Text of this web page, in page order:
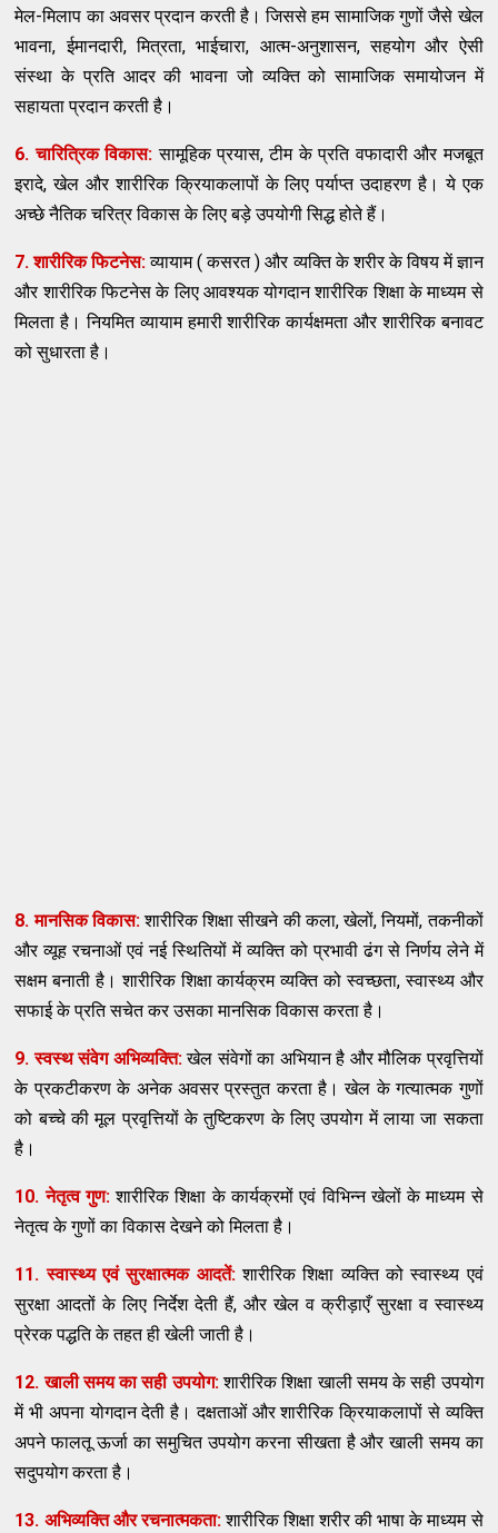
मेल-मिलाप का अवसर प्रदान करती है। जिससे हम सामाजिक गुणों जैसे खेल
भावना, ईमानदारी, मित्रता, भाईचारा, आत्म-अनुशासन, सहयोग और ऐसी
संस्था के प्रति आदर की भावना जो व्यक्ति को सामाजिक समायोजन में
सहायता प्रदान करती है।
6. चारित्रिक विकास: सामूहिक प्रयास, टीम के प्रति वफादारी और मजबूत
इरादे, खेल और शारीरिक क्रियाकलापों के लिए पर्याप्त उदाहरण है। ये एक
अच्छे नैतिक चरित्र विकास के लिए बड़े उपयोगी सिद्ध होते हैं।
7. शारीरिक फिटनेस:व्यायाम ( कसरत ) और व्यक्ति के शरीर के विषय में ज्ञान
और शारीरिक फिटनेस के लिए आवश्यक योगदान शारीरिक शिक्षा के माध्यम से
मिलता है। नियमित व्यायाम हमारी शारीरिक कार्यक्षमता और शारीरिक बनावट
को सुधारता है।
8. मानसिक विकास:शारीरिक शिक्षा सीखने की कला, खेलों, नियमों, तकनीकों
और व्यूह रचनाओं एवं नई स्थितियों में व्यक्ति को प्रभावी ढंग से निर्णय लेने में
सक्षम बनाती है। शारीरिक शिक्षा कार्यक्रम व्यक्ति को स्वच्छता, स्वास्थ्य और
सफाई के प्रति सचेत कर उसका मानसिक विकास करता है।
9. स्वस्थ संवेग अभिव्यक्ति:खेल संवेगों का अभियान है और मौलिक प्रवृत्तियों
के प्रकटीकरण के अनेक अवसर प्रस्तुत करता है। खेल के गत्यात्मक गुणों
को बच्चे की मूल प्रवृत्तियों के तुष्टिकरण के लिए उपयोग में लाया जा सकता
है।
10. नेतृत्व गुण:शारीरिक शिक्षा के कार्यक्रमों एवं विभिन्न खेलों के माध्यम से
नेतृत्व के गुणों का विकास देखने को मिलता है।
11. स्वास्थ्य एवं सुरक्षात्मक आदतें:शारीरिक शिक्षा व्यक्ति को स्वास्थ्य एवं
सुरक्षा आदतों के लिए निर्देश देती हैं, और खेल व क्रीड़ाएँ सुरक्षा व स्वास्थ्य
प्रेरक पद्धति के तहत ही खेली जाती है।
12. खाली समय का सही उपयोग:शारीरिक शिक्षा खाली समय के सही उपयोग
में भी अपना योगदान देती है। दक्षताओं और शारीरिक क्रियाकलापों से व्यक्ति
अपने फालतू ऊर्जा का समुचित उपयोग करना सीखता है और खाली समय का
सदुपयोग करता है।
13. अभिव्यक्ति और रचनात्मकता:शारीरिक शिक्षा शरीर की भाषा के माध्यम से